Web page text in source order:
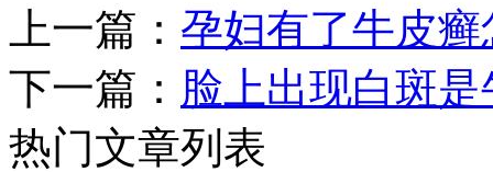
上一篇： 孕妇有了牛皮
下一篇： 脸上出现白斑
热门文章列表